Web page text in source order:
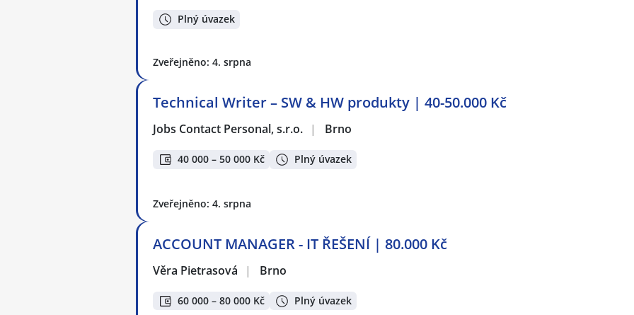
Plný úvazek
Zveřejněno: 4. srpna
Technical Writer – SW & HW produkty | 40-50.000 Kč
Jobs Contact Personal, s.r.o. | Brno
40 000 – 50 000 Kč Plný úvazek
Zveřejněno: 4. srpna
ACCOUNT MANAGER - IT ŘEŠENÍ | 80.000 Kč
Věra Pietrasová | Brno
60 000 – 80 000 Kč Plný úvazek